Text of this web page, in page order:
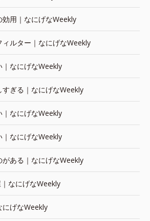
用｜なにげなWeekly
ルター｜なにげなWeekly
なにげなWeekly
ぎる｜なにげなWeekly
なにげなWeekly
｜なにげなWeekly
ある｜なにげなWeekly
なにげなWeekly
にげなWeekly